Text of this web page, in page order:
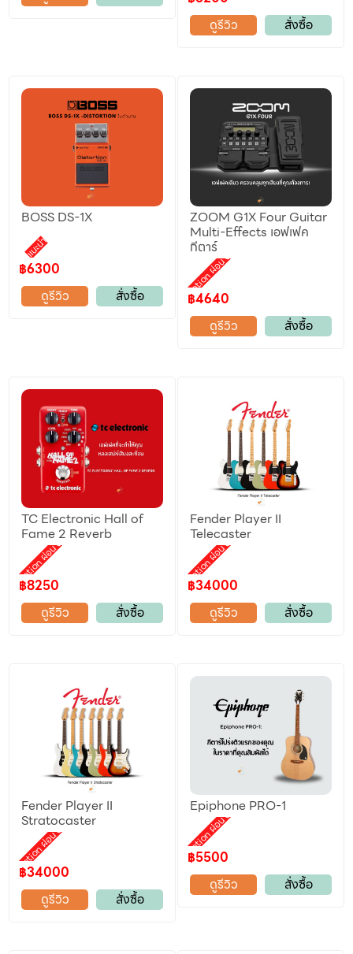
ดูรีวิว
สั่งซื้อ
BOSS DS-1X
แนะนำ
฿6300
ดูรีวิว
สั่งซื้อ
ZOOM G1X Four Guitar
Multi-Effects เอฟเฟค
กีตาร์
Promotion ผ่อน 0%
฿4640
ดูรีวิว
สั่งซื้อ
TC Electronic Hall of
Fame 2 Reverb
Promotion ผ่อน 0%
฿8250
ดูรีวิว
สั่งซื้อ
Fender Player II
Telecaster
Promotion ผ่อน 0%
฿34000
ดูรีวิว
สั่งซื้อ
Fender Player II
Stratocaster
Promotion ผ่อน 0%
฿34000
ดูรีวิว
สั่งซื้อ
Epiphone PRO-1
Promotion ผ่อน 0%
฿5500
ดูรีวิว
สั่งซื้อ